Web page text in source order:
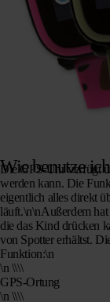
Wie benutze
Die GPS-Uhr verfügt
werden kann. Die
eigentlich alles direkt
läuft.\n\nAußerdem
die das Kind drücken
von Spotter erhältst.
Funktion:\n
\n \\\\
GPS-Ortung
\n \\\\